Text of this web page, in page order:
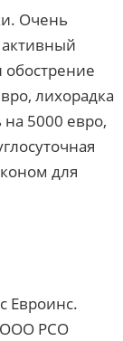
Очень
лихорадка
на 5000 евро,
для
Евроинс.
ООО РСО